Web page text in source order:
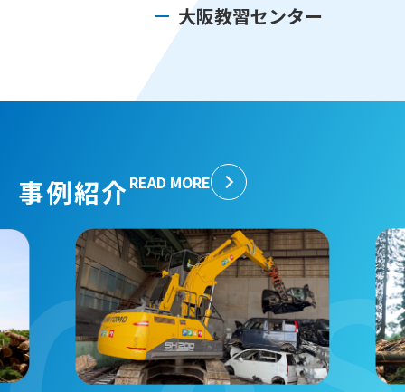
大阪教習センター
事例紹介READ MORE